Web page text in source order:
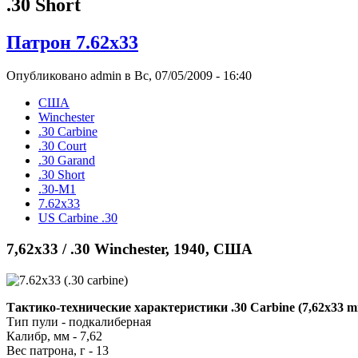
.30 Short
Патрон 7.62x33
Опубликовано admin в Вс, 07/05/2009 - 16:40
США
Winchester
.30 Carbine
.30 Court
.30 Garand
.30 Short
.30-М1
7.62x33
US Carbine .30
7,62x33 / .30 Winchester, 1940, США
Тактико-технические характеристики .30 Carbine (7,62x33
Тип пули - подкалиберная
Калибр, мм - 7,62
Вес патрона, г - 13